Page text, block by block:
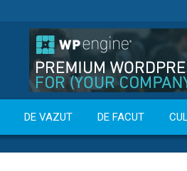
DE VAZUT DE FACUT